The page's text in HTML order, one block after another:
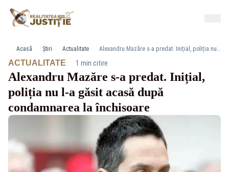
Acasă Știri Actualitate Alexandru Mazăre s-a predat. Inițial, poliția nu l-a găsit acasă după condamnarea la închisoare
ACTUALITATE· 1 min citire
Alexandru Mazăre s-a predat. Inițial,
poliția nu l-a găsit acasă după
condamnarea la închisoare